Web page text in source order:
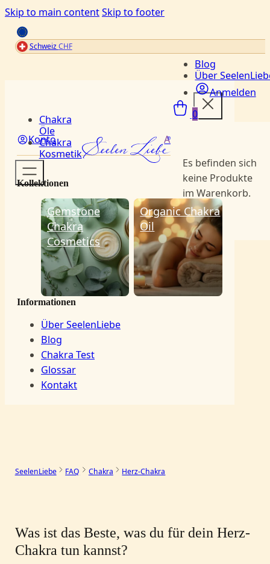
Skip to main contentSkip to footer
SchweizCHF
Chakra
Öle
Chakra
Kosmetik
Blog
Über
Anmelden
0
Es befinden sich
keine Produkte
im Warenkorb.
Konto Anmelden
Kollektionen
Gemstone
Chakra
Cosmetics
Organic Chakra
Oil
Informationen
Über SeelenLiebe
Blog
Chakra Test
Glossar
Kontakt
SeelenLiebe FAQ Chakra Herz-Chakra
Was ist das Beste, was du für dein Herz-
Chakra tun kannst?–